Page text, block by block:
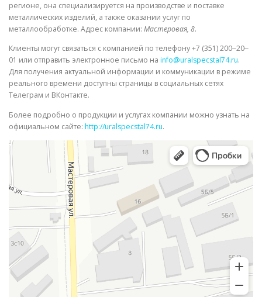
регионе, она специализируется на производстве и поставке
металлических изделий, а также оказании услуг по
металлообработке. Адрес компании: Мастеровая, 8.
Клиенты могут связаться с компанией по телефону +7 (351) 200‒20‒
01 или отправить электронное письмо на info@uralspecstal74.ru.
Для получения актуальной информации и коммуникации в режиме
реального времени доступны страницы в социальных сетях
Телеграм и ВКонтакте.
Более подробно о продукции и услугах компании можно узнать на
официальном сайте: http://uralspecstal74.ru.